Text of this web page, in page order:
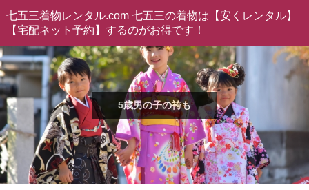
七五三着物レンタル.com 七五三の着物は【安くレンタル】
【宅配ネット予約】するのがお得です！
5歳男の子の袴も